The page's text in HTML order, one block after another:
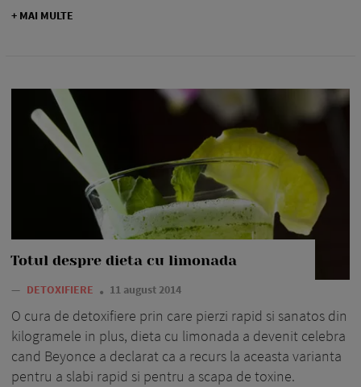
+ MAI MULTE
Totul despre dieta cu limonada
— DETOXIFIERE 11 august 2014
O cura de detoxifiere prin care pierzi rapid si sanatos din
kilogramele in plus, dieta cu limonada a devenit celebra
cand Beyonce a declarat ca a recurs la aceasta varianta
pentru a slabi rapid si pentru a scapa de toxine.